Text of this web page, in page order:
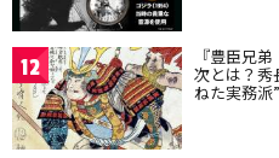
12 『豊臣兄
次とは？秀
ねた実務派